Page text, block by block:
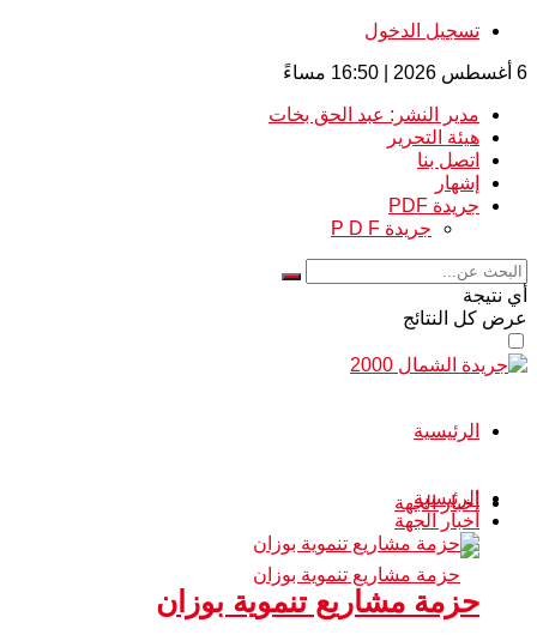
تسجيل الدخول
6 أغسطس 2026 | 16:50 مساءً
مدير النشر: عبد الحق بخات
هيئة التحرير
اتصل بنا
إشهار
جريدة PDF
جريدة P D F
أي نتيجة
عرض كل النتائج
الرئيسية
أخبار الجهة
الرئيسية
أخبار الجهة
حزمة مشاريع تنموية بوزان